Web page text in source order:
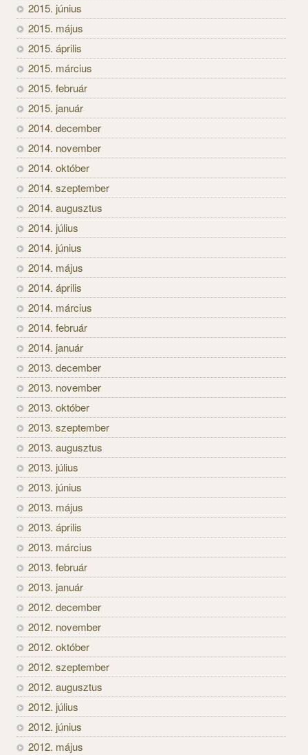
2015. június
2015. május
2015. április
2015. március
2015. február
2015. január
2014. december
2014. november
2014. október
2014. szeptember
2014. augusztus
2014. július
2014. június
2014. május
2014. április
2014. március
2014. február
2014. január
2013. december
2013. november
2013. október
2013. szeptember
2013. augusztus
2013. július
2013. június
2013. május
2013. április
2013. március
2013. február
2013. január
2012. december
2012. november
2012. október
2012. szeptember
2012. augusztus
2012. július
2012. június
2012. május